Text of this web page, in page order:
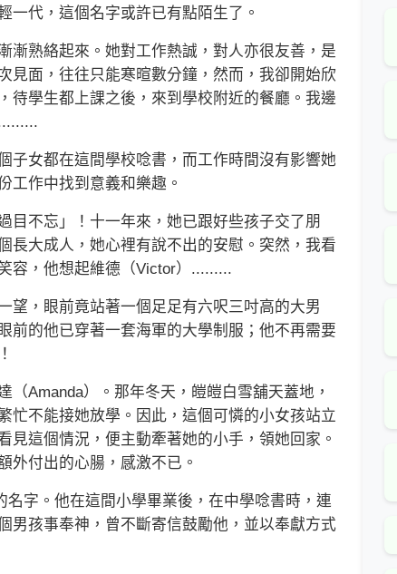
一代，這個名字或許已有點陌生了。
熟絡起來。她對工作熱誠，對人亦很友善，是
見面，往往只能寒暄數分鐘，然而，我卻開始欣
待學生都上課之後，來到學校附近的餐廳。我邊
女都在這間學校唸書，而工作時間沒有影響她
工作中找到意義和樂趣。
不忘」！十一年來，她已跟好些孩子交了朋
長大成人，她心裡有說不出的安慰。突然，我看
容，他想起維德（Victor）.........
，眼前竟站著一個足足有六呎三吋高的大男
前的他已穿著一套海軍的大學制服；他不再需要
Amanda）。那年冬天，皚皚白雪舖天蓋地，
忙不能接她放學。因此，這個可憐的小女孩站立
這個情況，便主動牽著她的小手，領她回家。
外付出的心腸，感激不已。
字。他在這間小學畢業後，在中學唸書時，連
男孩事奉神，曾不斷寄信鼓勵他，並以奉獻方式